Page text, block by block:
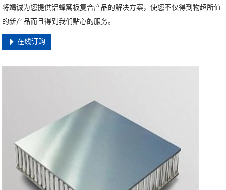
将竭诚为您提供铝蜂窝板复合产品的解决方案，使您不仅得到物超所值
的新产品而且得到我们贴心的服务。
在线订购